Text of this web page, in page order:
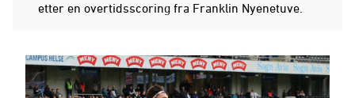
etter en overtidsscoring fra Franklin Nyenetuve.